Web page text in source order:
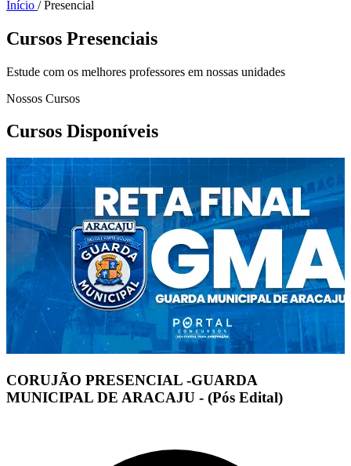
Início / Presencial
Cursos Presenciais
Estude com os melhores professores em nossas unidades
Nossos Cursos
Cursos Disponíveis
CORUJÃO PRESENCIAL -GUARDA
MUNICIPAL DE ARACAJU - (Pós Edital)